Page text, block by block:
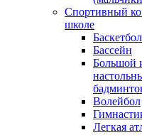
Спортивный
школе
Баскетбол
Бассейн
Большой
Волейбол
Легкая